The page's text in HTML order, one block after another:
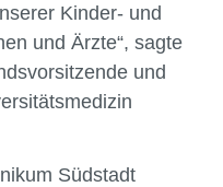
Kinder- und
und Ärzte“, sagte
und
Südstadt